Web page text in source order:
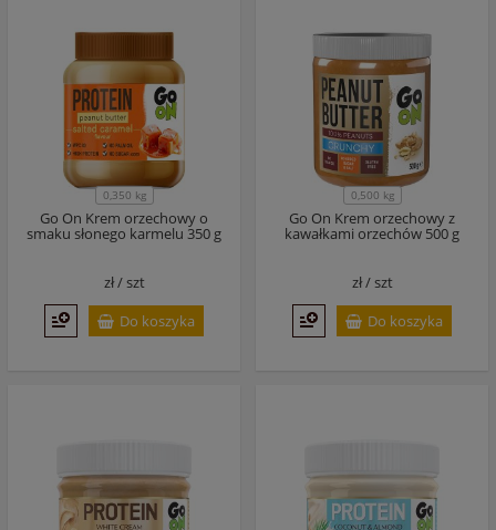
0,350 kg
Go On Krem orzechowy o
smaku słonego karmelu 350 g
zł /szt
Do koszyka
0,500 kg
Go On Krem orzechowy z
kawałkami orzechów 500 g
zł /szt
Do koszyka